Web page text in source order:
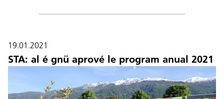
19.01.2021
STA: al é gnü aprové le program anual 2021